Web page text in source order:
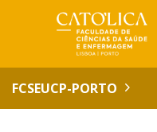
FCSEUCP-PORTO